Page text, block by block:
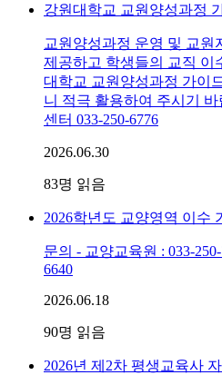
강원대학교 교원양성과정
교원양성과정 운영 및 교원
제공하고 학생들의 교직 이
대학교 교원양성과정 가이
니 적극 활용하여 주시기
센터 033-250-6776
2026.06.30
83명 읽음
2026학년도 교양영역 이수
문의 - 교양교육원 : 033-
6640
2026.06.18
90명 읽음
2026년 제2차 평생교육사